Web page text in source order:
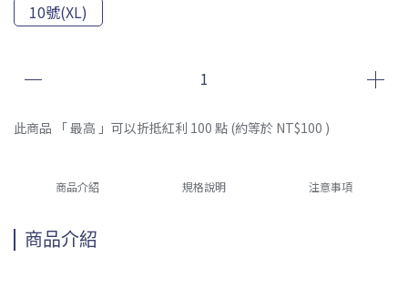
10號(XL)
此商品 「 最高 」可以折抵紅利 100 點 (約等於 NT$100 )
商品介紹 規格說明 注意事項
商品介紹